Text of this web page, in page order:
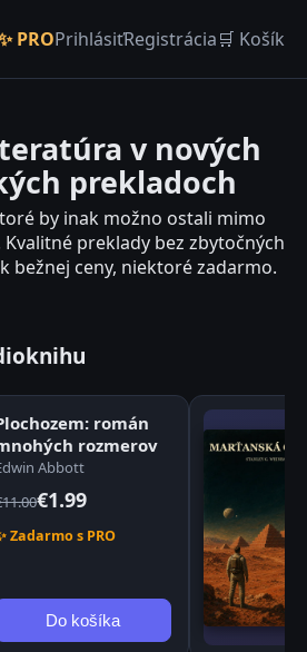
PROPrihlásiťRegistrácia🛒 Košík
v nových
prekladoch
by inak možno ostali mimo
preklady bez zbytočných
bežnej ceny, niektoré zadarmo.
román
rozmerov
Abbott
€1.99
Zadarmo s PRO
Do košíka